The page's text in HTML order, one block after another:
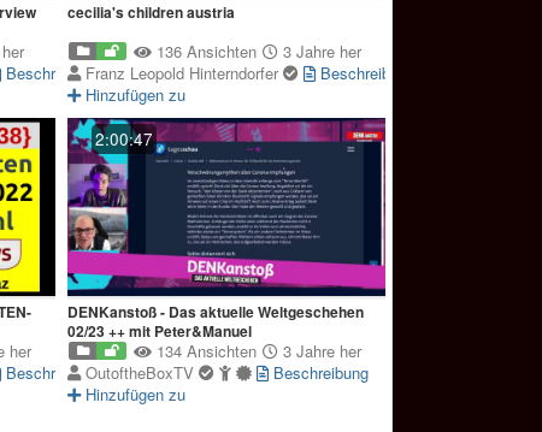
Beschreibung
cecilia's children austria
136 Ansichten
3 Jahre her
Franz Leopold Hinterndorfer
Beschreibung
Hinzufügen zu
her
Beschreibung
2:00:47
DENKanstoß - Das aktuelle Weltgeschehen
02/23 ++ mit Peter&Manuel
134 Ansichten
3 Jahre her
OutoftheBoxTV
Beschreibung
Hinzufügen zu